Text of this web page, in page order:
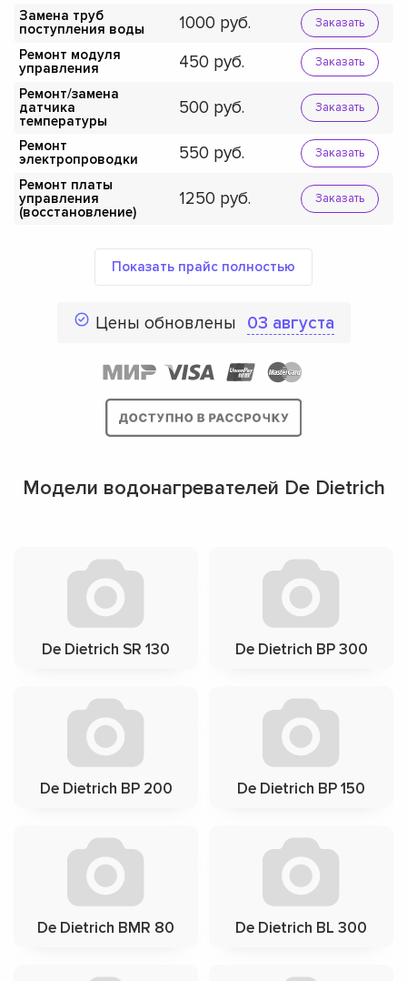
Замена труб
поступления воды
1000 Заказать
Ремонт модуля
управления
450 Заказать
Ремонт/замена
датчика
температуры
500 Заказать
Ремонт
электропроводки
550 Заказать
Ремонт платы
управления
(восстановление)
1250 Заказать
Показать прайс полностью
Цены обновлены 03 августа
Модели водонагревателей De Dietrich
De Dietrich SR 130 De Dietrich BP 300
De Dietrich BP 200 De Dietrich BP 150
De Dietrich BMR 80 De Dietrich BL 300